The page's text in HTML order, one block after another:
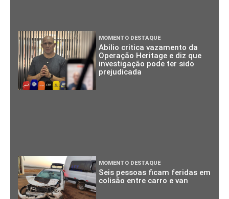
MOMENTO DESTAQUE
Abilio critica vazamento da
Operação Heritage e diz que
investigação pode ter sido
prejudicada
MOMENTO DESTAQUE
Seis pessoas ficam feridas em
colisão entre carro e van